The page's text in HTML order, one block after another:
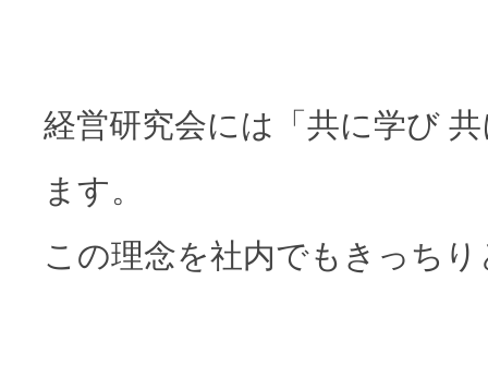
経営研究会には「共に学び
ます。
この理念を社内でもきっち